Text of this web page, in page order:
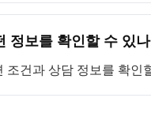
정보를 확인할 수 있
건과 상담 정보를 확인